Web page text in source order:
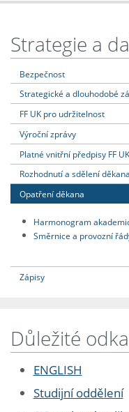
Strategie a
Bezpečnost
Strategické a dlouhodobé
FF UK pro udržitelnost
Výroční zprávy
Platné vnitřní předpisy FF UK
Rozhodnutí a sdělení
Opatření děkana
Harmonogram
Směrnice a provozní
Zápisy
Důležité
ENGLISH
Studijní oddělení